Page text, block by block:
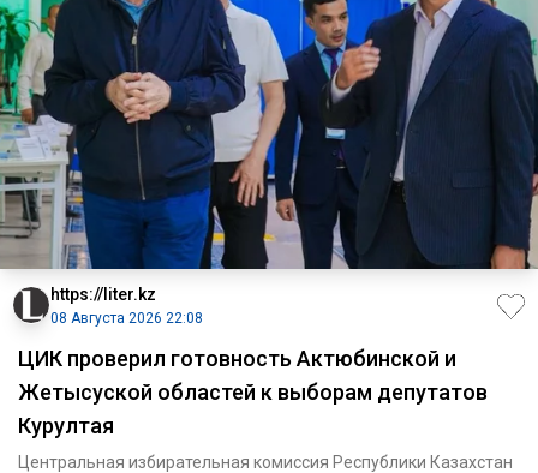
https://liter.kz
08 Августа 2026 22:08
ЦИК проверил готовность Актюбинской и
Жетысуской областей к выборам депутатов
Курултая
Центральная избирательная комиссия Республики Казахстан